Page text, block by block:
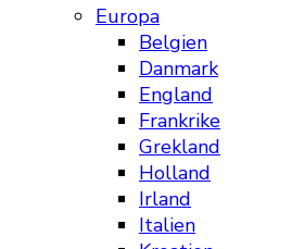
Europa
Belgien
Danmark
England
Frankrike
Grekland
Holland
Irland
Italien